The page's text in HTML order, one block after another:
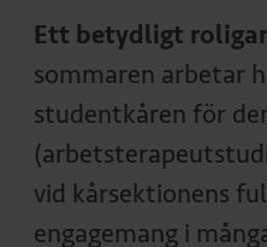
Ett betydligt
sommaren arbetar
studentkåren för
vid kårsektionens
engagemang i